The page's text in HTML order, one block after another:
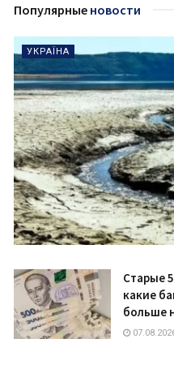
Популярные новости
УКРАЇНА
Старые
какие
больше